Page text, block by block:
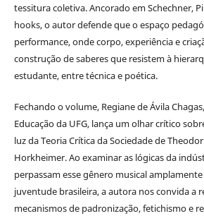
tessitura coletiva. Ancorado em Schechner,
hooks, o autor defende que o espaço
performance, onde corpo, experiência e
construção de saberes que resistem à
estudante, entre técnica e poética.
Fechando o volume, Regiane de Ávila
Educação da UFG, lança um olhar crítico
luz da Teoria Crítica da Sociedade de
Horkheimer. Ao examinar as lógicas da
perpassam esse gênero musical
juventude brasileira, a autora nos convida a
mecanismos de padronização, fetichismo e